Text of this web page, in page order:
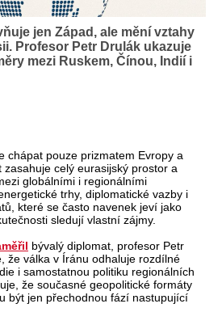
jen Západ, ale mění vztahy
Profesor Petr Drulák ukazuje
mezi Ruskem, Čínou, Indií i
chápat pouze prizmatem Evropy a
zasahuje celý eurasijský prostor a
globálními i regionálními
trhy, diplomatické vazby i
které se často navenek jeví jako
sledují vlastní zájmy.
bývalý diplomat, profesor Petr
že válka v Íránu odhaluje rozdílné
i samostatnou politiku regionálních
že současné geopolitické formáty
být jen přechodnou fází nastupující